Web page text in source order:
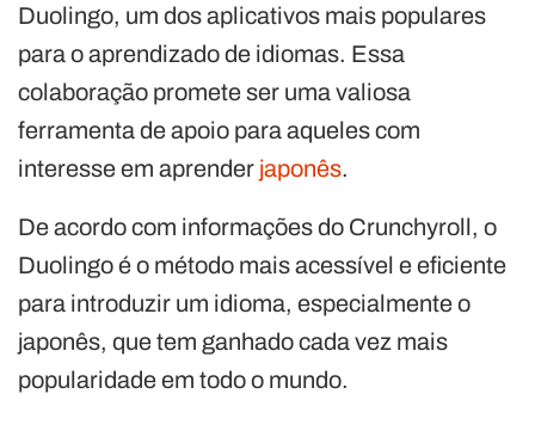
Duolingo, um dos aplicativos mais populares
para o aprendizado de idiomas. Essa
colaboração promete ser uma valiosa
ferramenta de apoio para aqueles com
interesse ​​em aprender japonês.
De acordo com informações do Crunchyroll, o
Duolingo é o método mais acessível e eficiente
para introduzir um idioma, especialmente o
japonês, que tem ganhado cada vez mais
popularidade em todo o mundo.